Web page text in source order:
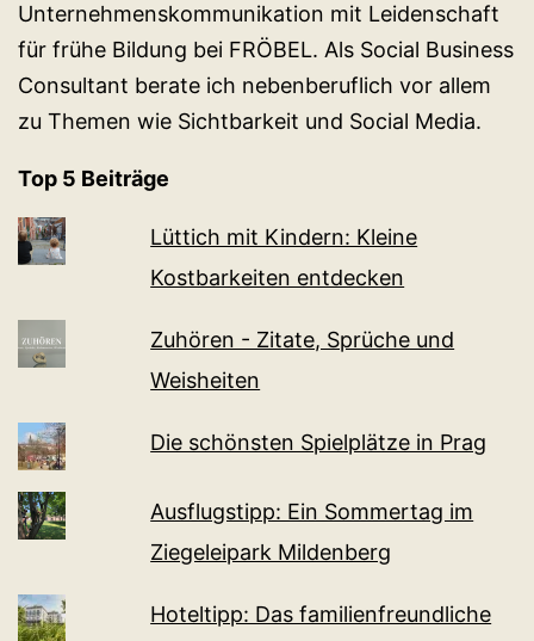
Unternehmenskommunikation mit Leidenschaft
für frühe Bildung bei FRÖBEL. Als Social Business
Consultant berate ich nebenberuflich vor allem
zu Themen wie Sichtbarkeit und Social Media.
Top 5 Beiträge
Lüttich mit Kindern: Kleine
Kostbarkeiten entdecken
Zuhören - Zitate, Sprüche und
Weisheiten
Die schönsten Spielplätze in Prag
Ausflugstipp: Ein Sommertag im
Ziegeleipark Mildenberg
Hoteltipp: Das familienfreundliche